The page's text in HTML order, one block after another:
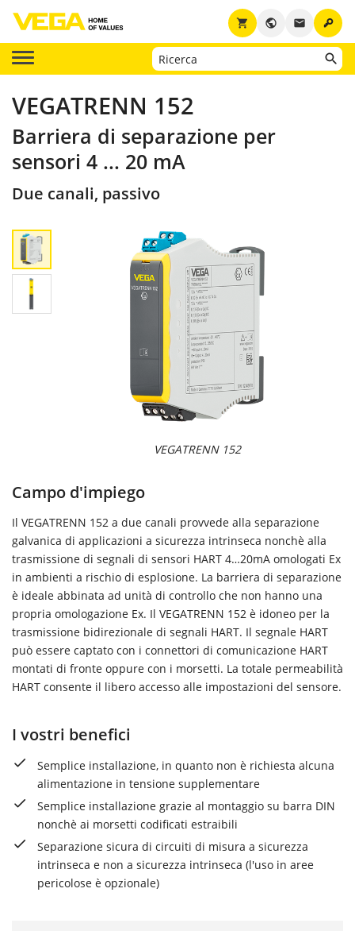
key
email
public
shopping_cart
VEGATRENN 152
Barriera di separazione per
sensori 4 ... 20 mA
Due canali, passivo
VEGATRENN 152
Campo d'impiego
Il VEGATRENN 152 a due canali provvede alla separazione
galvanica di applicazioni a sicurezza intrinseca nonchè alla
trasmissione di segnali di sensori HART 4…20mA omologati Ex
in ambienti a rischio di esplosione. La barriera di separazione
è ideale abbinata ad unità di controllo che non hanno una
propria omologazione Ex. Il VEGATRENN 152 è idoneo per la
trasmissione bidirezionale di segnali HART. Il segnale HART
può essere captato con i connettori di comunicazione HART
montati di fronte oppure con i morsetti. La totale permeabilità
HART consente il libero accesso alle impostazioni del sensore.
I vostri benefici
Semplice installazione, in quanto non è richiesta alcuna
alimentazione in tensione supplementare
Semplice installazione grazie al montaggio su barra DIN
nonchè ai morsetti codificati estraibili
Separazione sicura di circuiti di misura a sicurezza
intrinseca e non a sicurezza intrinseca (l'uso in aree
pericolose è opzionale)